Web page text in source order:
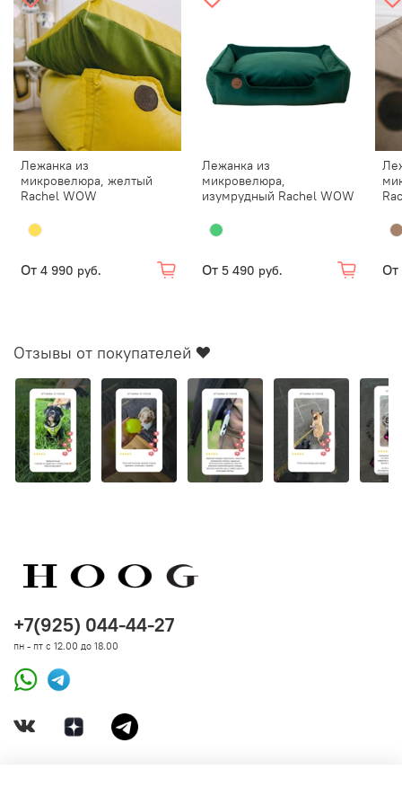
Лежанка из
микровелюра, желтый
Rachel WOW
От 4 990 руб.
Лежанка из
микровелюра,
изумрудный Rachel WOW
От 5 490 руб. От
Отзывы от покупателей ❤️
+7(925) 044-44-27
пн - пт с 12.00 до 18.00